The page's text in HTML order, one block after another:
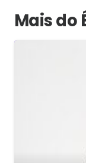
Mais do